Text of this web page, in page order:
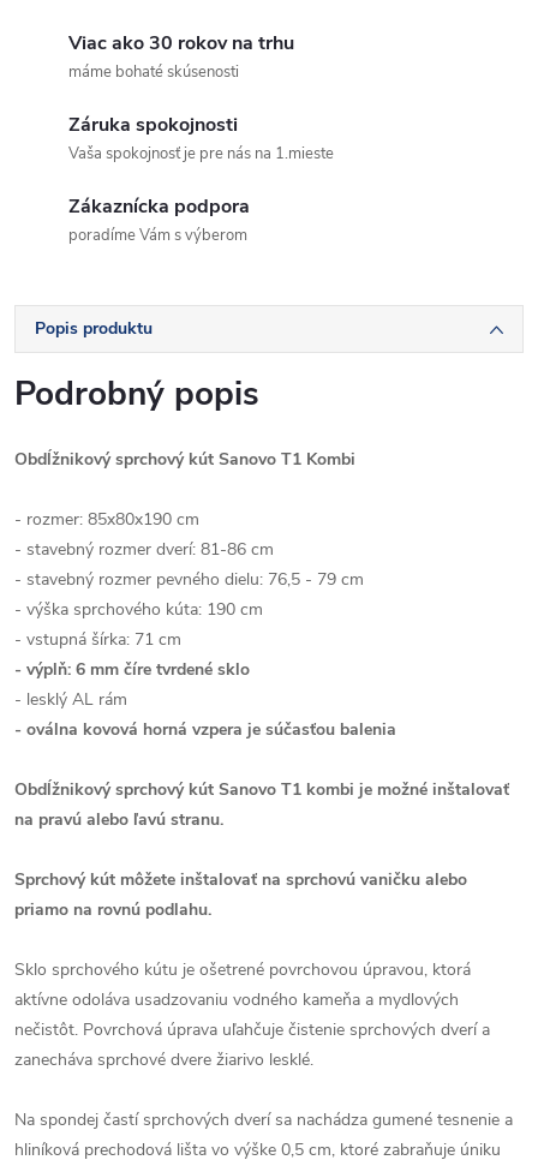
Viac ako 30 rokov na trhu
máme bohaté skúsenosti
Záruka spokojnosti
Vaša spokojnosť je pre nás na 1.mieste
Zákaznícka podpora
poradíme Vám s výberom
Popis produktu
Podrobný popis
Obdĺžnikový sprchový kút Sanovo T1 Kombi
- rozmer: 85x80x190 cm
- stavebný rozmer dverí: 81-86 cm
- stavebný rozmer pevného dielu: 76,5 - 79 cm
- výška sprchového kúta: 190 cm
- vstupná šírka: 71 cm
- výplň: 6 mm číre tvrdené sklo
- lesklý AL rám
- oválna kovová horná vzpera je súčasťou balenia
Obdĺžnikový sprchový kút Sanovo T1 kombi je možné inštalovať
na pravú alebo ľavú stranu.
Sprchový kút môžete inštalovať na sprchovú vaničku alebo
priamo na rovnú podlahu.
Sklo sprchového kútu je ošetrené povrchovou úpravou, ktorá
aktívne odoláva usadzovaniu vodného kameňa a mydlových
nečistôt. Povrchová úprava uľahčuje čistenie sprchových dverí a
zanecháva sprchové dvere žiarivo lesklé.
Na spondej častí sprchových dverí sa nachádza gumené tesnenie a
hliníková prechodová lišta vo výške 0,5 cm, ktoré zabraňuje úniku